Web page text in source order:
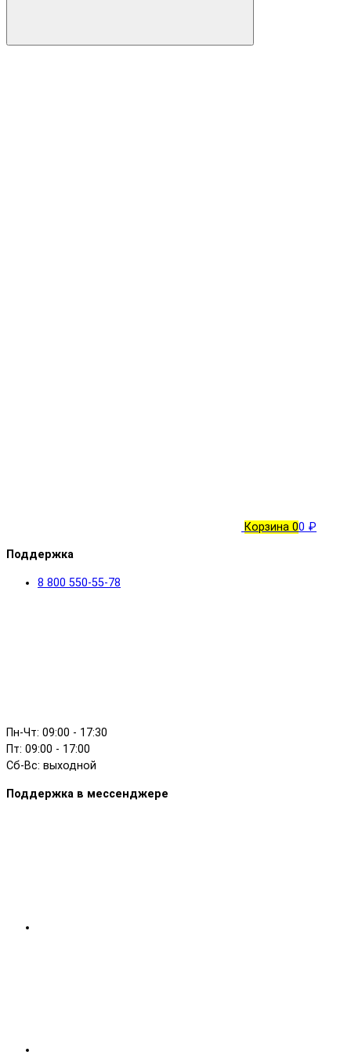
Корзина 00 ₽
Поддержка
8 800 550-55-78
Пн-Чт: 09:00 - 17:30
Пт: 09:00 - 17:00
Сб-Вс: выходной
Поддержка в мессенджере